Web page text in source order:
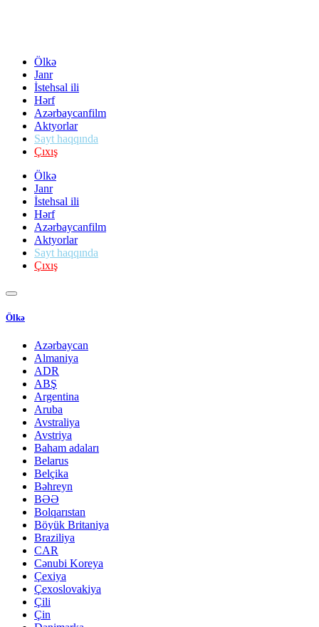
Ölkə
Janr
İstehsal ili
Hərf
Azərbaycanfilm
Aktyorlar
Sayt haqqında
Çıxış
Ölkə
Janr
İstehsal ili
Hərf
Azərbaycanfilm
Aktyorlar
Sayt haqqında
Çıxış
Ölkə
Azərbaycan
Almaniya
ADR
ABŞ
Argentina
Aruba
Avstraliya
Avstriya
Baham adaları
Belarus
Belçika
Bəhreyn
BƏƏ
Bolqarıstan
Böyük Britaniya
Braziliya
CAR
Cənubi Koreya
Çexiya
Çexoslovakiya
Çili
Çin